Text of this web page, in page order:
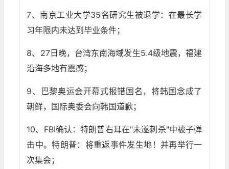
7、南京工业大学35名研究生被退学：在最长学
习年限内未达到毕业条件；
8、27日晚，台湾东南海域发生5.4级地震，福建
沿海多地有震感；
9、巴黎奥运会开幕式报错国名，将韩国念成了
朝鲜，国际奥委会向韩国道歉；
10、FBI确认：特朗普右耳在"未遂刺杀"中被子弹
击中。特朗普：将重返事件发生地！并再举行一
次集会；